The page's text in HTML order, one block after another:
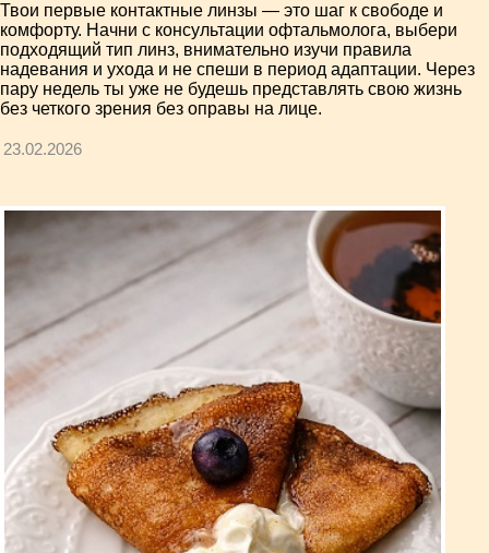
Твои первые контактные линзы — это шаг к свободе и
комфорту. Начни с консультации офтальмолога, выбери
подходящий тип линз, внимательно изучи правила
надевания и ухода и не спеши в период адаптации. Через
пару недель ты уже не будешь представлять свою жизнь
без четкого зрения без оправы на лице.
23.02.2026